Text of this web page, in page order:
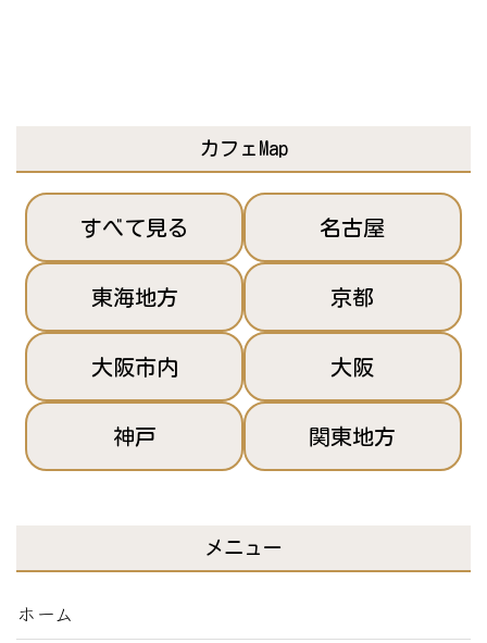
カフェMap
すべて見る 名古屋
東海地方 京都
大阪市内 大阪
神戸 関東地方
メニュー
ホーム